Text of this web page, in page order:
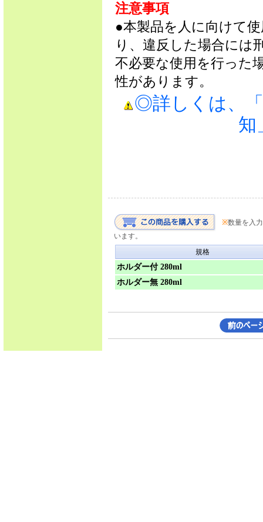
注意事項
●本製品を人に向けて
り、違反した場合には
不必要な使用を行った
性があります。
◎詳しくは、
知
※数量を入
います。
規格
ホルダー付 280ml
ホルダー無 280ml